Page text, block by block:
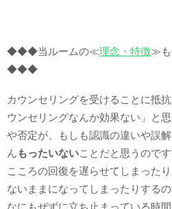
◆◆◆当ルームの≪理念・特徴≫も
◆◆◆
カウンセリングを受けることに抵
ウンセリングなんか効果ない」と
や否定が、もしも認識の違いや誤
ん もったいないことだと思うのです
こころの回復を遅らせてしまった
ないままになってしまったりする